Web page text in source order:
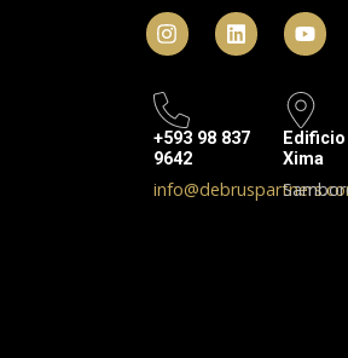
+593 98 837
9642
Edificio
Xima